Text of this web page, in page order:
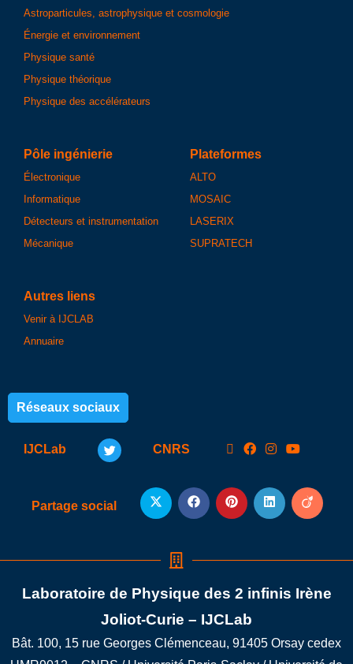
Astroparticules, astrophysique et cosmologie
Énergie et environnement
Physique santé
Physique théorique
Physique des accélérateurs
Pôle ingénierie
Électronique
Informatique
Détecteurs et instrumentation
Mécanique
Plateformes
ALTO
MOSAIC
LASERIX
SUPRATECH
Autres liens
Venir à IJCLAB
Annuaire
Réseaux sociaux
IJCLab CNRS
Partage social
Laboratoire de Physique des 2 infinis Irène
Joliot-Curie – IJCLab
Bât. 100, 15 rue Georges Clémenceau, 91405 Orsay cedex